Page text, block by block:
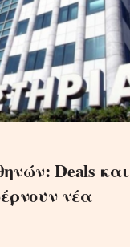
Deals και
νέα